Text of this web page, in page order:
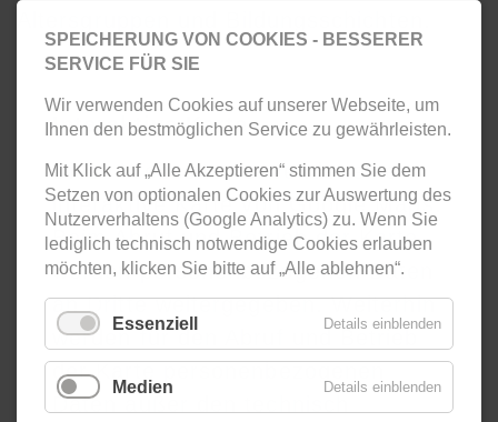
Interaktive Karte
Diese Webseite verwendet eine
interaktive Karte von Google Maps.
Beim Abruf und Betrieb der Karte
werden personenbezogenen Daten
an Dritte weitergegeben. Weiterhin
werden für den Abruf und Betrieb
der Karte personenbezogenen
Daten außer den technisch
SPEICHERUNG VON COOKIES - BESSERER
SERVICE FÜR SIE
Wir verwenden Cookies auf unserer Webseite, um
Ihnen den bestmöglichen Service zu gewährleisten.
Mit Klick auf „Alle Akzeptieren“ stimmen Sie dem
Setzen von optionalen Cookies zur Auswertung des
Nutzerverhaltens (Google Analytics) zu. Wenn Sie
lediglich technisch notwendige Cookies erlauben
möchten, klicken Sie bitte auf „Alle ablehnen“.
Essenziell Details einblenden
Medien Details einblenden